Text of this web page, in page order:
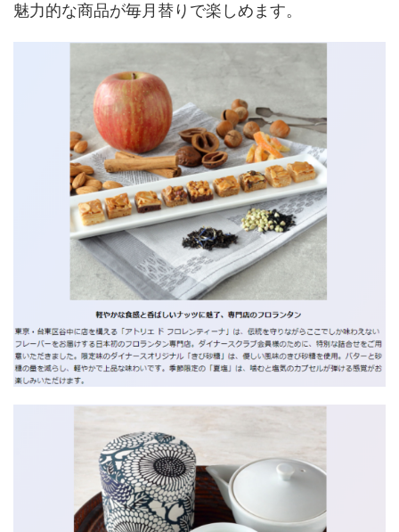
魅力的な商品が毎月替りで楽しめます。